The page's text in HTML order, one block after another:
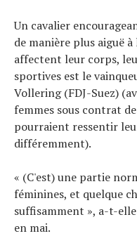
Un cavalier
de manière plus aiguë
affectent leur corps,
sportives est le
Vollering (FDJ-Suez)
femmes sous contrat
pourraient ressentir
différemment).
« (C'est) une partie
féminines, et quelque
suffisamment », a-t-
en mai.
Tous nos articles
À propos